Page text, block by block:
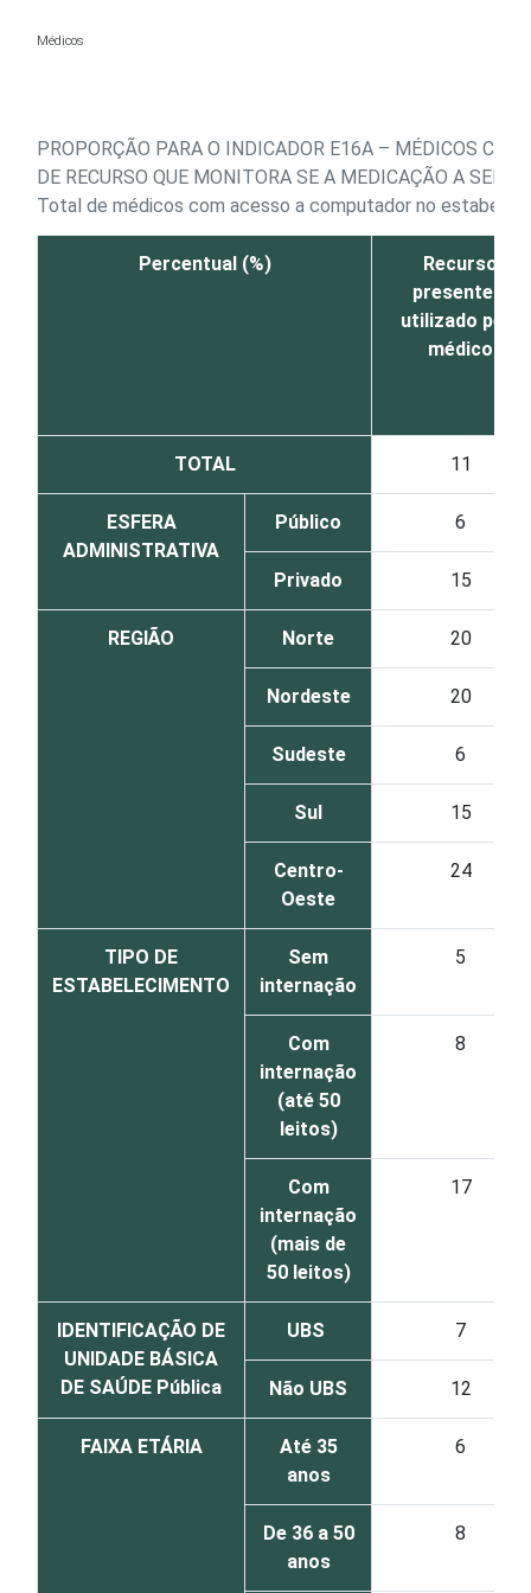
Médicos
PROPORÇÃO PARA O INDICADOR E16A – MÉDICOS
DE RECURSO QUE MONITORA SE A MEDICAÇÃO A SER
Total de médicos com acesso a computador no
Percentual (%)
Recurso
presente e
utilizado pelo
médico
TOTAL 11
ESFERA
ADMINISTRATIVA
Público 6
Privado 15
REGIÃO Norte 20
Nordeste 20
Sudeste 6
Sul 15
Centro-
Oeste
24
TIPO DE
ESTABELECIMENTO
Sem
internação
5
Com
internação
(até 50
leitos)
8
Com
internação
(mais de
50 leitos)
17
IDENTIFICAÇÃO DE
UNIDADE BÁSICA
DE SAÚDE Pública
UBS 7
Não UBS 12
FAIXA ETÁRIA
Até 35
anos
6
De 36 a 50
anos
8